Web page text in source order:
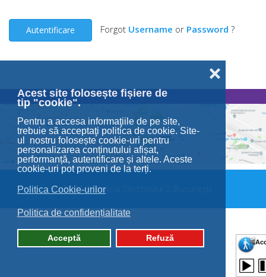
Acest site folosește fișiere de
tip "cookie".
Pentru a accesa informaţiile de pe site,
trebuie să acceptaţi politica de cookie. Site-
ul nostru folosește cookie-uri pentru
personalizarea conținutului afișat,
performanță, autentificare și altele. Aceste
cookie-uri pot proveni de la terți.
Politica Cookie-urilor
Politica de confidențialitate
Acceptă Refuză
❌
Autentificare Forgot Username or Password ?
© 2026 Primăria Sectorului 2 București.